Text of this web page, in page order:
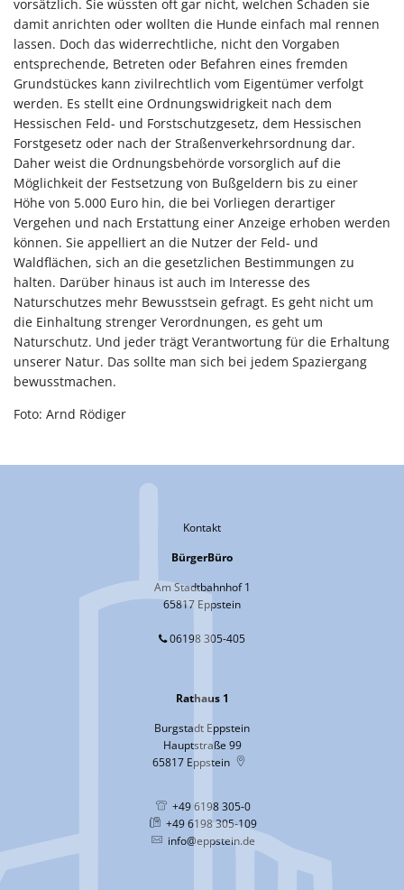
vorsätzlich. Sie wüssten oft gar nicht, welchen Schaden sie
damit anrichten oder wollten die Hunde einfach mal rennen
lassen. Doch das widerrechtliche, nicht den Vorgaben
entsprechende, Betreten oder Befahren eines fremden
Grundstückes kann zivilrechtlich vom Eigentümer verfolgt
werden. Es stellt eine Ordnungswidrigkeit nach dem
Hessischen Feld- und Forstschutzgesetz, dem Hessischen
Forstgesetz oder nach der Straßenverkehrsordnung dar.
Daher weist die Ordnungsbehörde vorsorglich auf die
Möglichkeit der Festsetzung von Bußgeldern bis zu einer
Höhe von 5.000 Euro hin, die bei Vorliegen derartiger
Vergehen und nach Erstattung einer Anzeige erhoben werden
können. Sie appelliert an die Nutzer der Feld- und
Waldflächen, sich an die gesetzlichen Bestimmungen zu
halten. Darüber hinaus ist auch im Interesse des
Naturschutzes mehr Bewusstsein gefragt. Es geht nicht um
die Einhaltung strenger Verordnungen, es geht um
Naturschutz. Und jeder trägt Verantwortung für die Erhaltung
unserer Natur. Das sollte man sich bei jedem Spaziergang
bewusstmachen.
Foto: Arnd Rödiger
Kontakt
BürgerBüro
Am Stadtbahnhof 1
65817 Eppstein
06198 305-405
Rathaus 1
Burgstadt Eppstein
Hauptstraße 99
65817 Eppstein
+49 6198 305-0
+49 6198 305-109
info@eppstein.de